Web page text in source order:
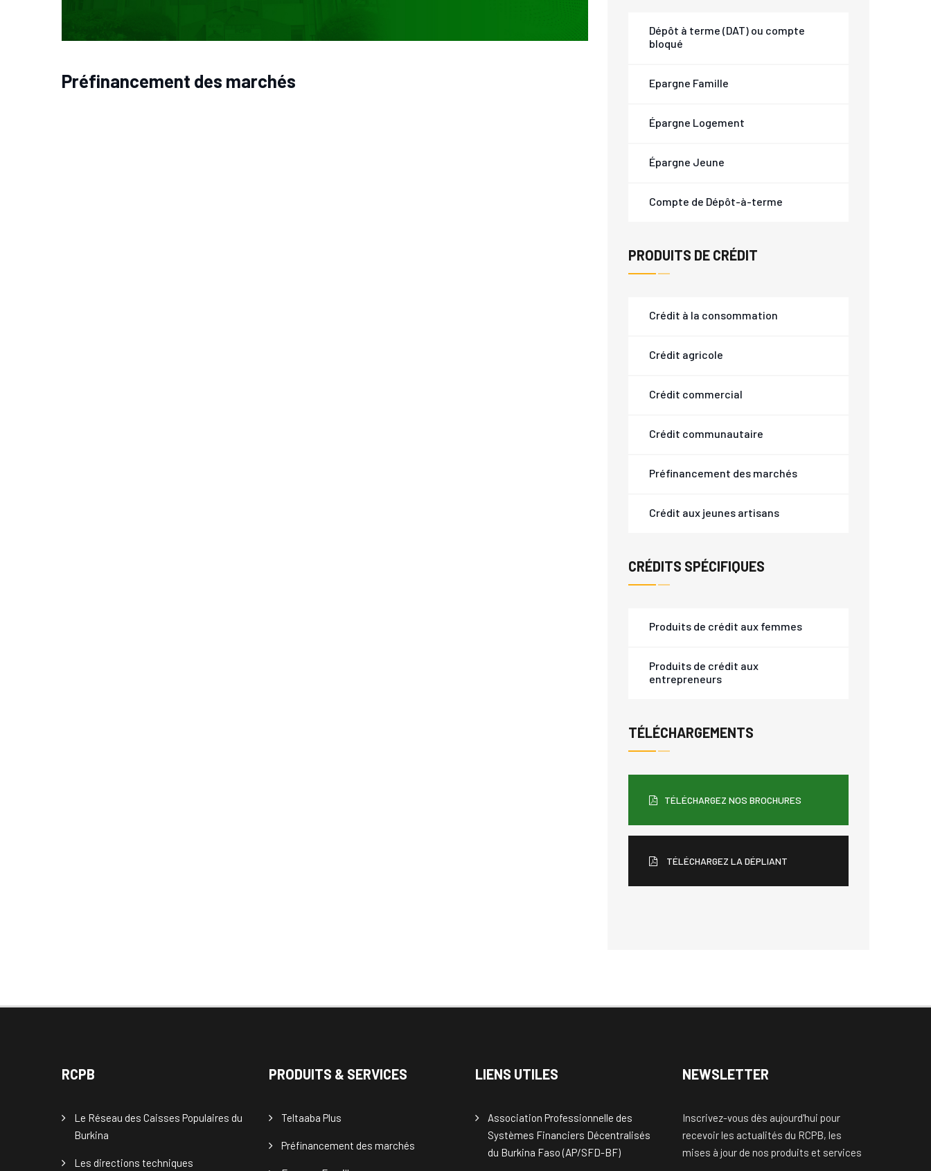
Préfinancement des marchés
Dépôt à terme (DAT) ou compte
bloqué
Epargne Famille
Épargne Logement
Épargne Jeune
Compte de Dépôt-à-terme
PRODUITS DE CRÉDIT
Crédit à la consommation
Crédit agricole
Crédit commercial
Crédit communautaire
Préfinancement des marchés
Crédit aux jeunes artisans
CRÉDITS SPÉCIFIQUES
Produits de crédit aux femmes
Produits de crédit aux
entrepreneurs
TÉLÉCHARGEMENTS
TÉLÉCHARGEZ NOS BROCHURES
TÉLÉCHARGEZ LA DÉPLIANT
RCPB
Le Réseau des Caisses Populaires du
Burkina
Les directions techniques
PRODUITS & SERVICES
Teltaaba Plus
Préfinancement des marchés
LIENS UTILES
Association Professionnelle des
Systèmes Financiers Décentralisés
du Burkina Faso (AP/SFD-BF)
NEWSLETTER
Inscrivez-vous dès aujourd'hui pour
recevoir les actualités du RCPB, les
mises à jour de nos produits et services